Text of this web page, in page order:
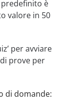
è
valore in 50
per avviare
prove per
di domande: